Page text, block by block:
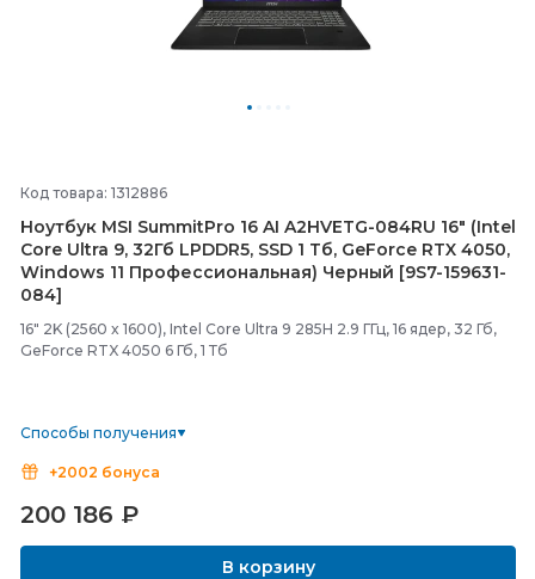
Код товара: 1312886
Ноутбук MSI SummitPro 16 AI A2HVETG-084RU 16" (Intel
Core Ultra 9, 32Гб LPDDR5, SSD 1 Тб, GeForce RTX 4050,
Windows 11 Профессиональная) Черный [9S7-159631-
084]
16" 2K (2560 x 1600), Intel Core Ultra 9 285H 2.9 ГГц, 16 ядер, 32 Гб,
GeForce RTX 4050 6 Гб, 1 Тб
Способы получения
+2002 бонуса
200 186 ₽
В корзину